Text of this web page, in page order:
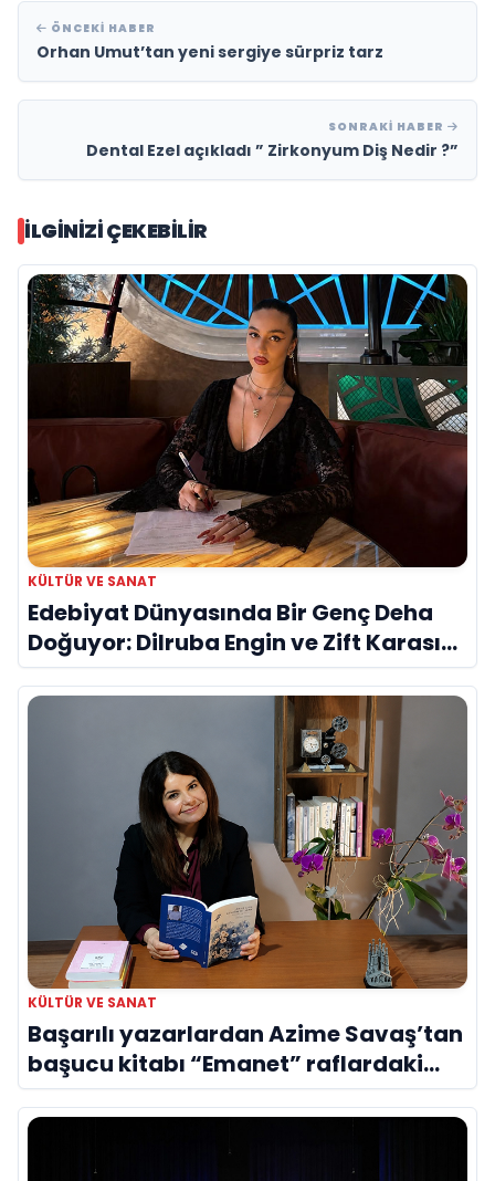
ÖNCEKI HABER
Orhan Umut’tan yeni sergiye sürpriz tarz
SONRAKI HABER
Dental Ezel açıkladı ” Zirkonyum Diş Nedir ?”
İLGINIZI ÇEKEBILIR
KÜLTÜR VE SANAT
Edebiyat Dünyasında Bir Genç Deha
Doğuyor: Dilruba Engin ve Zift Karası
Evreni ‘AVENOİR’
KÜLTÜR VE SANAT
Başarılı yazarlardan Azime Savaş’tan
başucu kitabı “Emanet” raflardaki
yerini aldı